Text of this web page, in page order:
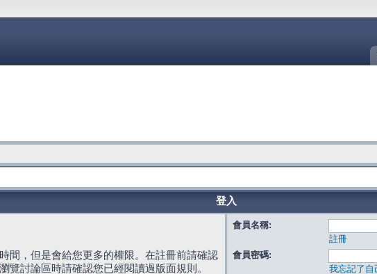
登入
間，但是會給您更多的權限。在註冊前請確認
覽討論區時請確認您已經閱讀過版面規則。
會員名稱:
註冊
會員密碼:
我忘記了自